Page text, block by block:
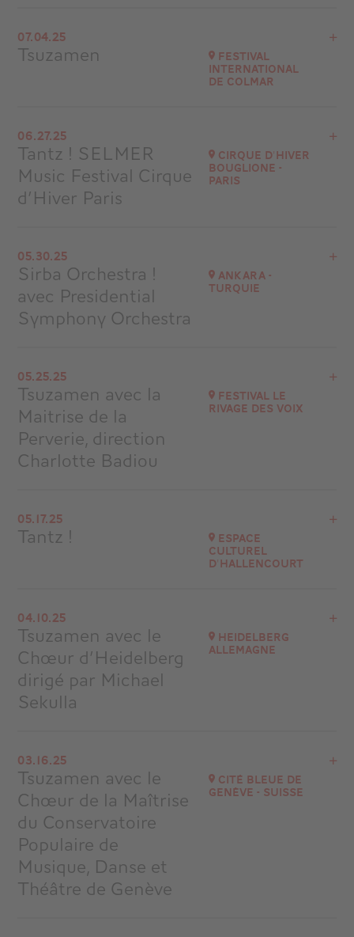
Château de Mareilles
at21H30
07.04.25
Tsuzamen Festival
International
de Colmar
Colmar
at18H00
Go to site
Buy your tickets
06.27.25
Tantz ! SELMER
Music Festival Cirque
d’Hiver Paris
Cirque d'Hiver
Bouglione -
Paris
Cirque d'Hiver Bouglione - Paris
at 20H00
Go to site
Buy your tickets
05.30.25
Sirba Orchestra !
avec Presidential
Symphony Orchestra
Ankara -
Turquie
Ankara - Turquie
Buy your tickets
05.25.25
Tsuzamen avec la
Maitrise de la
Perverie, direction
Charlotte Badiou
Festival Le
Rivage des Voix
La Loge – Beaupréau-en-Mauges
05.17.25
Tantz ! Espace
Culturel
d'Hallencourt
80490 HALLENCOURT
at20H30
Go to site
04.10.25
Tsuzamen avec le
Chœur d’Heidelberg
dirigé par Michael
Sekulla
Heidelberg
Allemagne
Heildeberg Allemagne
Go to site
03.16.25
Tsuzamen avec le
Chœur de la Maîtrise
du Conservatoire
Populaire de
Musique, Danse et
Théâtre de Genève
Cité Bleue de
Genève - Suisse